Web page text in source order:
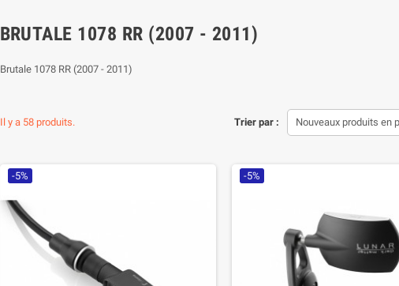
BRUTALE 1078 RR (2007 - 2011)
Brutale 1078 RR (2007 - 2011)
Il y a 58 produits. Trier par : Nouveaux produits en
-5% -5%